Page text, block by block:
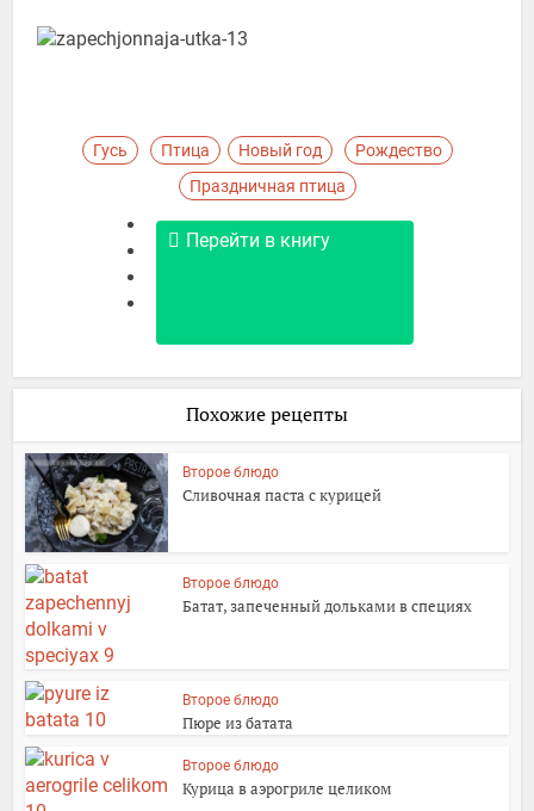
Гусь Птица Новый год
Рождество
Праздничная птица
Перейти в книгу
Похожие рецепты
Второе блюдо
Сливочная паста с курицей
Второе блюдо
Батат, запеченный дольками в специях
Второе блюдо
Пюре из батата
Второе блюдо
Курица в аэрогриле целиком